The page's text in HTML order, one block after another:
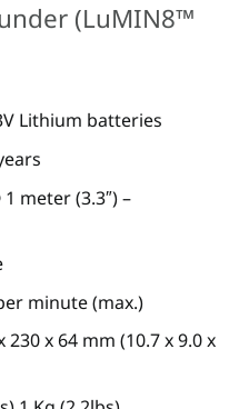
(LuMIN8™
Lithium batteries
meter (3.3″) –
minute (max.)
x 64 mm (10.7 x 9.0 x